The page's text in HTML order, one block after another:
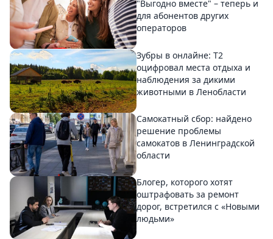
"Выгодно вместе" – теперь и
для абонентов других
операторов
Зубры в онлайне: Т2
оцифровал места отдыха и
наблюдения за дикими
животными в Ленобласти
Самокатный сбор: найдено
решение проблемы
самокатов в Ленинградской
области
Блогер, которого хотят
оштрафовать за ремонт
дорог, встретился с «Новыми
людьми»